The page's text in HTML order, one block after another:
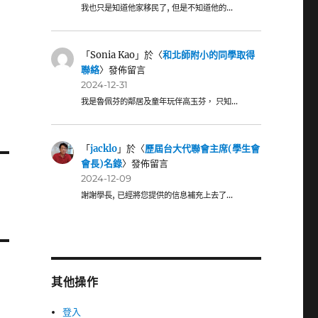
我也只是知道他家移民了, 但是不知道他的…
「Sonia Kao」於〈和北師附小的同學取得
聯絡〉發佈留言
2024-12-31
我是魯佩芬的鄰居及童年玩伴高玉芬， 只知…
「jacklo」於〈歷屆台大代聯會主席(學生會
會長)名錄〉發佈留言
2024-12-09
謝謝學長, 已經將您提供的信息補充上去了…
其他操作
登入